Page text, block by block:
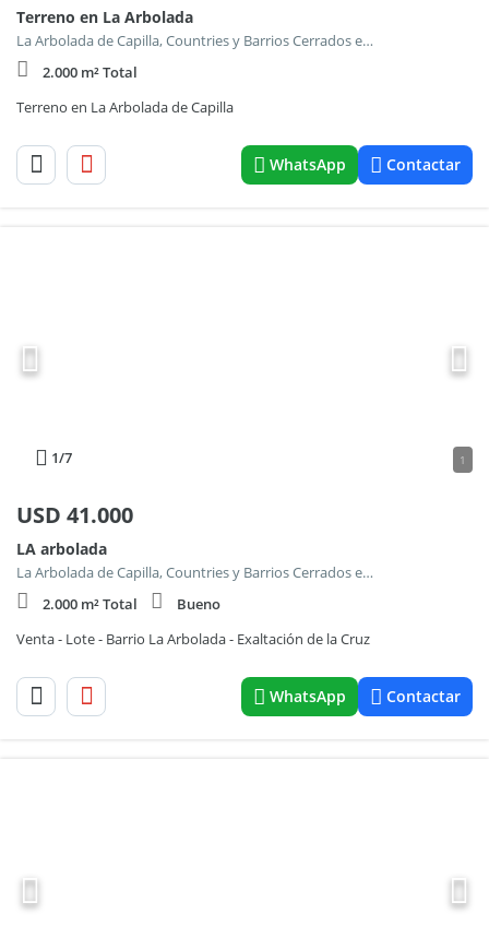
Terreno en La Arbolada
La Arbolada de Capilla, Countries y Barrios Cerrados en Exaltacion de la Cruz
2.000 m² Total
Terreno en La Arbolada de Capilla
WhatsApp Contactar
1/7 1
USD 41.000
LA arbolada
La Arbolada de Capilla, Countries y Barrios Cerrados en Exaltacion de la Cruz
2.000 m² Total
Bueno
Venta - Lote - Barrio La Arbolada - Exaltación de la Cruz
WhatsApp Contactar